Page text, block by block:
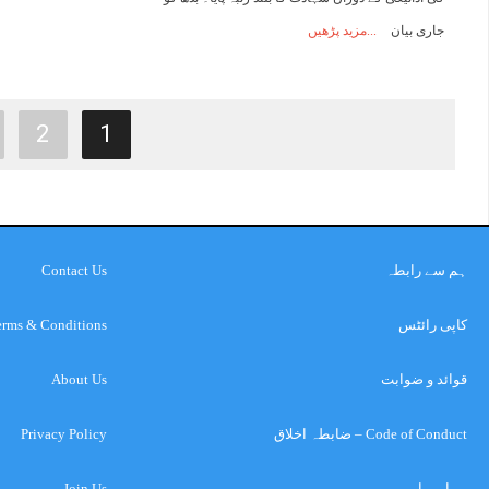
جاری بیان مزید پڑھیں
1
2
ہم سے رابطہ
کاپی رائٹس
قوائد و ضوابت
Code of Conduct – ضابطہ اخلاق
Contact Us
& Conditions
About Us
Privacy Policy